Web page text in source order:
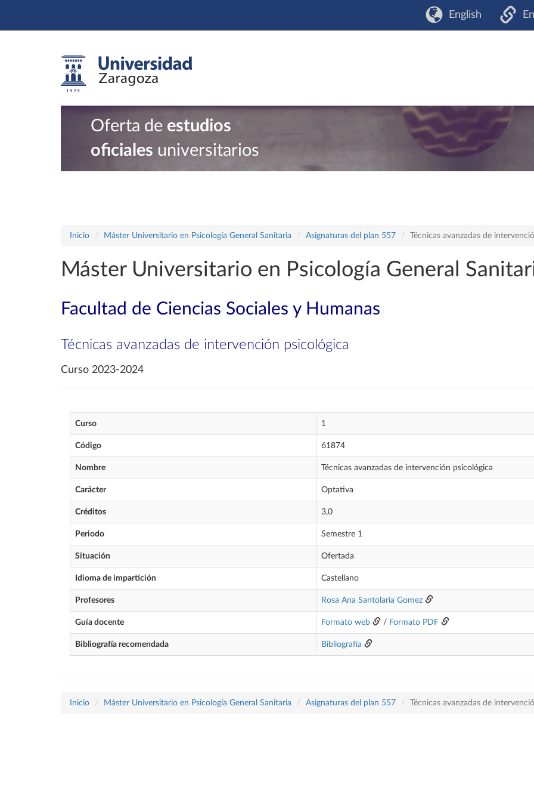
English
Oferta de estudios
oficiales universitarios
Inicio Máster Universitario en Psicología General Sanitaria Asignaturas del plan 557 Técnicas avanzadas de
Máster Universitario en Psicología General
Facultad de Ciencias Sociales y Humanas
Técnicas avanzadas de intervención psicológica
Curso 2023-2024
Curso 1
Código 61874
Nombre Técnicas avanzadas de intervención psicológica
Carácter Optativa
Créditos 3,0
Periodo Semestre 1
Situación Ofertada
Idioma de impartición Castellano
Profesores Rosa Ana Santolaria Gomez
Guía docente Formato web / Formato PDF
Bibliografía recomendada Bibliografía
Inicio Máster Universitario en Psicología General Sanitaria Asignaturas del plan 557 Técnicas avanzadas de